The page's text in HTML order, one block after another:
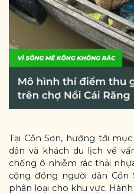
Tại Cồn Sơn, hướng tới
dân và khách du lịch về
chống ô nhiễm rác thải
cộng đồng người dân
phân loại cho khu vực.